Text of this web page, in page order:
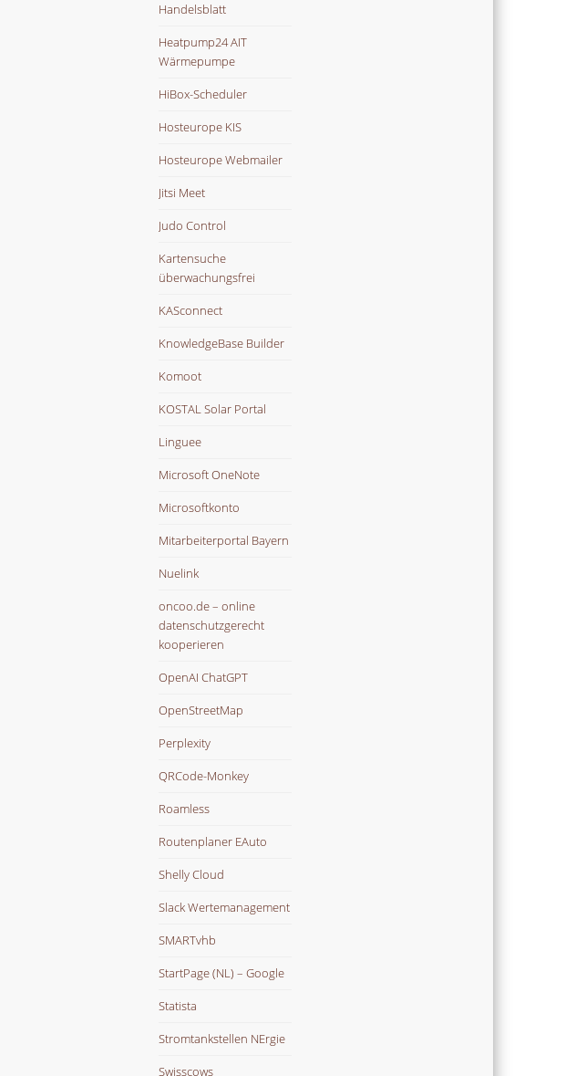
Handelsblatt
Heatpump24 AIT
Wärmepumpe
HiBox-Scheduler
Hosteurope KIS
Hosteurope Webmailer
Jitsi Meet
Judo Control
Kartensuche
überwachungsfrei
KASconnect
KnowledgeBase Builder
Komoot
KOSTAL Solar Portal
Linguee
Microsoft OneNote
Microsoftkonto
Mitarbeiterportal Bayern
Nuelink
oncoo.de – online
datenschutzgerecht
kooperieren
OpenAI ChatGPT
OpenStreetMap
Perplexity
QRCode-Monkey
Roamless
Routenplaner EAuto
Shelly Cloud
Slack Wertemanagement
SMARTvhb
StartPage (NL) – Google
Statista
Stromtankstellen NErgie
Swisscows